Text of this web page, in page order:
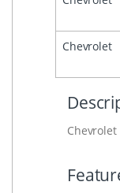
Chevrolet
Chevrolet